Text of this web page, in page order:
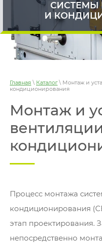
СИСТЕМЫ
И
Главная \ Каталог\ Монтаж и
кондиционирования
Монтаж и
Процесс монтажа
кондиционирования
этап проектирования.
непосредственно